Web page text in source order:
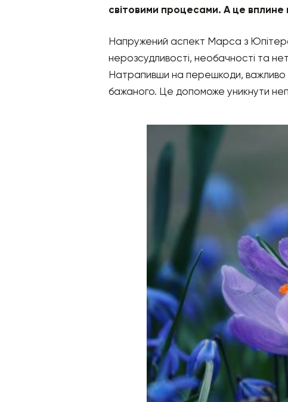
світовими процесами. А це вплине
Напружений аспект Марса з
нерозсудливості, необачності та
Натрапивши на перешкоди, важливо
бажаного. Це допоможе уникнути